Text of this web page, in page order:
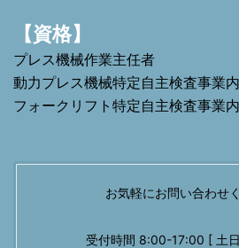
【資格】
プレス機械作業主任者
動力プレス機械特定自主検査事業
フォークリフト特定自主検査事業
お気軽にお問い合わせ
受付時間 8:00-17:00 [ 土